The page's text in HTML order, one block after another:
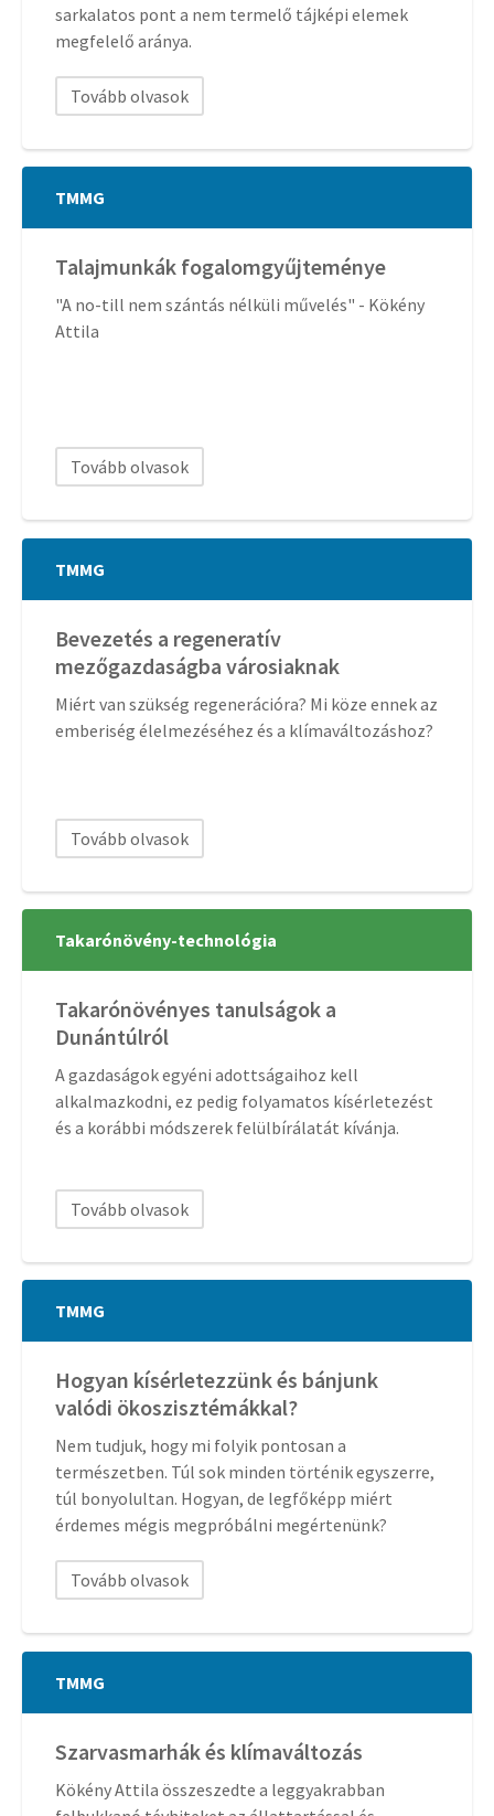
sarkalatos pont a nem termelő tájképi elemek
megfelelő aránya.
Tovább olvasok
TMMG
Talajmunkák fogalomgyűjteménye
"A no-till nem szántás nélküli művelés" - Kökény
Attila
Tovább olvasok
TMMG
Bevezetés a regeneratív
mezőgazdaságba városiaknak
Miért van szükség regenerációra? Mi köze ennek az
emberiség élelmezéséhez és a klímaváltozáshoz?
Tovább olvasok
Takarónövény-technológia
Takarónövényes tanulságok a
Dunántúlról
A gazdaságok egyéni adottságaihoz kell
alkalmazkodni, ez pedig folyamatos kísérletezést
és a korábbi módszerek felülbírálatát kívánja.
Tovább olvasok
TMMG
Hogyan kísérletezzünk és bánjunk
valódi ökoszisztémákkal?
Nem tudjuk, hogy mi folyik pontosan a
természetben. Túl sok minden történik egyszerre,
túl bonyolultan. Hogyan, de legfőképp miért
érdemes mégis megpróbálni megértenünk?
Tovább olvasok
TMMG
Szarvasmarhák és klímaváltozás
Kökény Attila összeszedte a leggyakrabban